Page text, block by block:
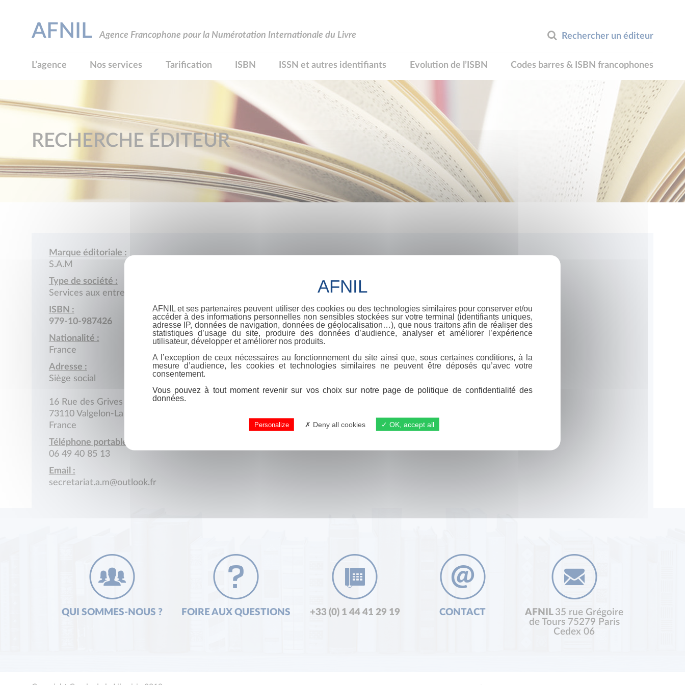
Rechercher un éditeur
AFNIL Agence Francophone pour la Numérotation Internationale du Livre
L’agence Nos services Tarification ISBN ISSN et autres identifiants Evolution de l’ISBN Codes barres & ISBN francophones
RECHERCHE ÉDITEUR
Marque éditoriale :
S.A.M
Type de société :
Services aux entreprises
ISBN :
979-10-987426
Nationalité :
France
Adresse :
Siège social
16 Rue des Grives
73110 Valgelon-La Rochette
France
Téléphone portable :
06 49 40 85 13
Email :
secretariat.a.m@outlook.fr
QUI SOMMES-NOUS ? FOIRE AUX QUESTIONS +33 (0) 1 44 41 29 19 CONTACT AFNIL 35 rue Grégoire
de Tours 75279 Paris
Cedex 06
AFNIL et ses partenaires peuvent utiliser des cookies ou des technologies similaires pour conserver et/ou
accéder à des informations personnelles non sensibles stockées sur votre terminal (identifiants uniques,
adresse IP, données de navigation, données de géolocalisation…), que nous traitons afin de réaliser des
statistiques d’usage du site, produire des données d’audience, analyser et améliorer l’expérience
utilisateur, développer et améliorer nos produits.
A l’exception de ceux nécessaires au fonctionnement du site ainsi que, sous certaines conditions, à la
mesure d’audience, les cookies et technologies similaires ne peuvent être déposés qu’avec votre
consentement.
Vous pouvez à tout moment revenir sur vos choix sur notre page de politique de confidentialité des
données.
Personalize Deny all cookies OK, accept all